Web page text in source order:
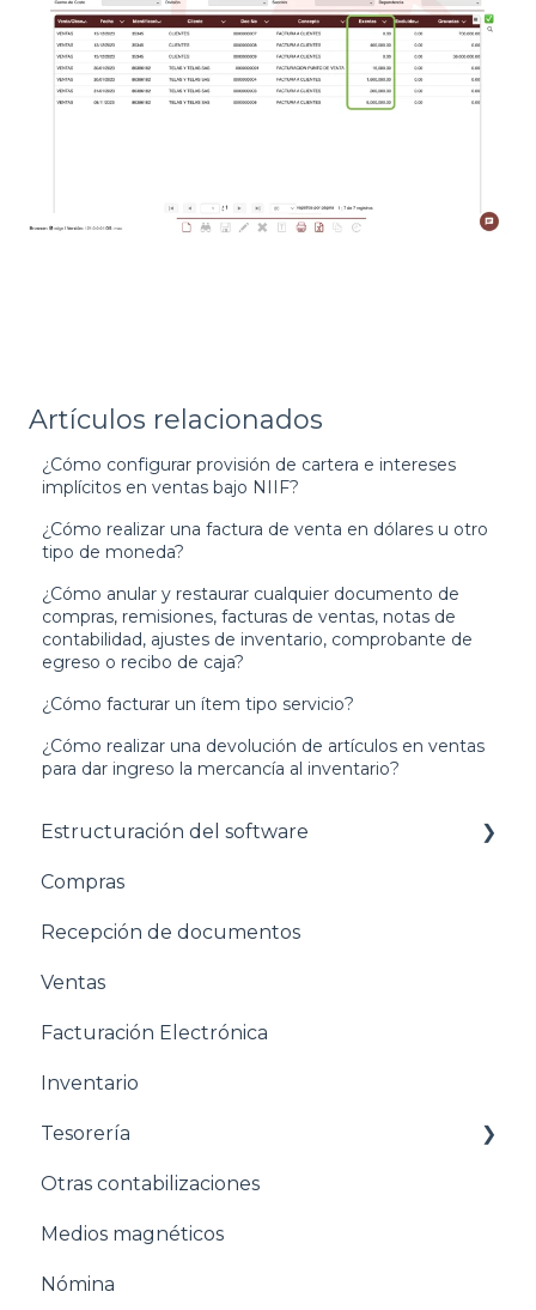
Artículos relacionados
¿Cómo configurar provisión de cartera e intereses
implícitos en ventas bajo NIIF?
¿Cómo realizar una factura de venta en dólares u otro
tipo de moneda?
¿Cómo anular y restaurar cualquier documento de
compras, remisiones, facturas de ventas, notas de
contabilidad, ajustes de inventario, comprobante de
egreso o recibo de caja?
¿Cómo facturar un ítem tipo servicio?
¿Cómo realizar una devolución de artículos en ventas
para dar ingreso la mercancía al inventario?
Estructuración del software
Pasos para configurar tu empresa
Estructuración General
Estructuración Contabilidad
Estructuración Compras
Estructuración Ventas
Estructuración Inventarios
Estructuración Tesorería
Pasos para configurar la Nómina
Estructuración Nómina
Compras
Recepción de documentos
Ventas
Facturación Electrónica
Inventario
Tesorería
Conciliacion bancaria
Otras contabilizaciones
Medios magnéticos
Nómina